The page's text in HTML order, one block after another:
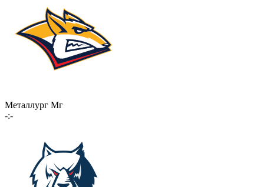
Металлург Мг
-:-